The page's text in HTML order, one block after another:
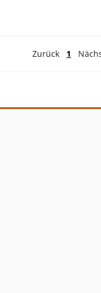
Zurück 1